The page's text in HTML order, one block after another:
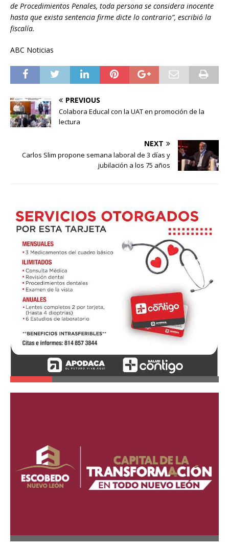
de Procedimientos Penales, toda persona se considera inocente
hasta que exista sentencia firme dicte lo contrario”, escribió la
fiscalía.
ABC Noticias
PREVIOUS
Colabora Educal con la UAT en promoción de la
lectura
NEXT
Carlos Slim propone semana laboral de 3 días y
jubilación a los 75 años